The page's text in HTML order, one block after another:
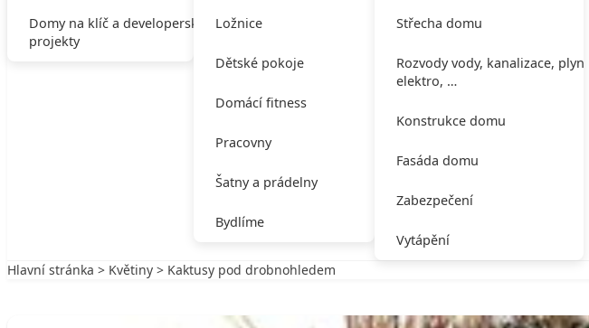
Domy na klíč a developerské
projekty
Ložnice
Dětské pokoje
Domácí fitness
Pracovny
Šatny a prádelny
Bydlíme
Střecha domu
Rozvody vody, kanalizace, plynu,
elektro, …
Konstrukce domu
Fasáda domu
Zabezpečení
Vytápění
Hlavní stránka > Květiny > Kaktusy pod drobnohledem